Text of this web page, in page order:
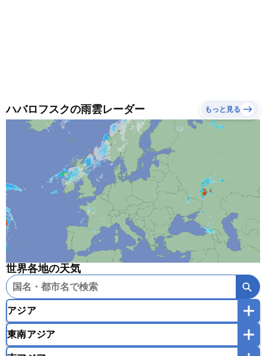
ハバロフスクの雨雲レーダー もっと見る
世界各地の天気
アジア
韓国
東南アジア